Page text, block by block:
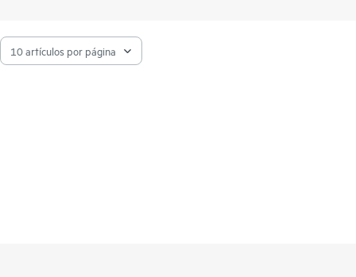
almacenamiento HPE MSA 2060 resulta un 80 % más rápido
que la generación anterior y cuenta con mayor potencia para
las cargas de trabajo más exigentes.